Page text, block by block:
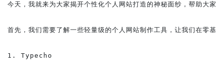
今天，我就来为大家揭开个性化个人网站打造的神秘面纱，帮助大家
首先，我们需要了解一些轻量级的个人网站制作工具，让我们在零基
1. Typecho